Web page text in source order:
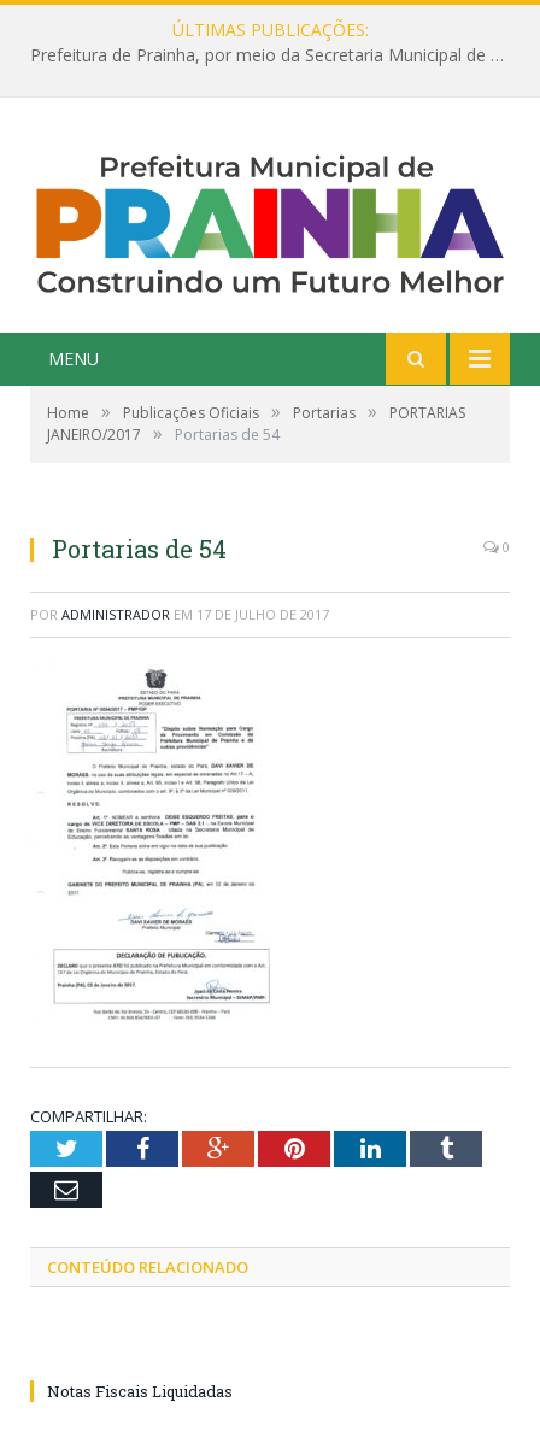
ÚLTIMAS PUBLICAÇÕES:
Prefeitura de Prainha, por meio da Secretaria Municipal de Educação, abre 354 vagas na área da Educação para 2025 com processo seletivo simplificado
MENU
Home » Publicações Oficiais » Portarias »
PORTARIAS
JANEIRO/2017
» Portarias de 54
Portarias de 54 0
POR ADMINISTRADOR EM 17 DE JULHO DE 2017
COMPARTILHAR:
TwitterFacebookGoogle+PinterestLinkedInTumblr
Email
CONTEÚDO RELACIONADO
Notas Fiscais Liquidadas